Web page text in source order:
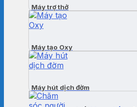
Máy trợ thở
Máy tạo Oxy
Máy hút dịch đờm